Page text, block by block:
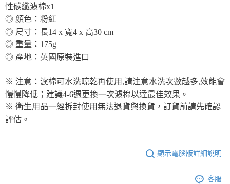
性碳纖濾棉x1
◎ 顏色：粉紅
◎ 尺寸：長14 x 寬4 x 高30 cm
◎ 重量：175g
◎ 產地：英國原裝進口
※ 注意：濾棉可水洗晾乾再使用,請注意水洗次數越多,效能會
慢慢降低；建議4-6週更換一次濾棉以達最佳效果。
※ 衛生用品一經拆封使用無法退貨與換貨，訂貨前請先確認
評估。
顯示電腦版詳細說明
客服